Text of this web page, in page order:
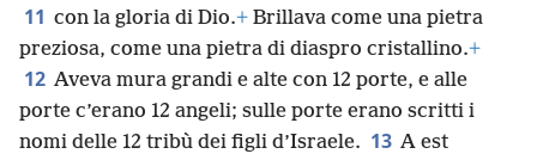
11 con la gloria di Dio.+ Brillava come una pietra
preziosa, come una pietra di diaspro cristallino.+
12 Aveva mura grandi e alte con 12 porte, e alle
porte c’erano 12 angeli; sulle porte erano scritti i
nomi delle 12 tribù dei figli d’Israele. 13 A est